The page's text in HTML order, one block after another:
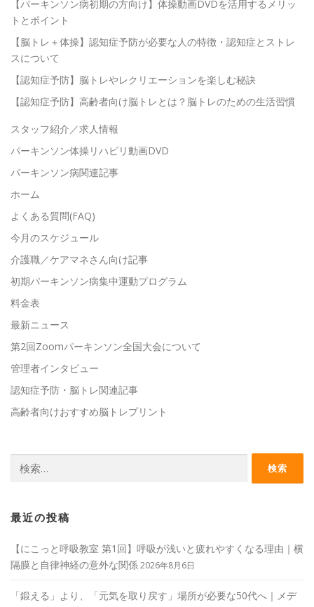
【パーキンソン病初期の方向け】体操動画DVDを活用するメリッ
トとポイント
【脳トレ＋体操】認知症予防が必要な人の特徴・認知症とストレ
スについて
【認知症予防】脳トレやレクリエーションを楽しむ秘訣
【認知症予防】高齢者向け脳トレとは？脳トレのための生活習慣
スタッフ紹介／求人情報
パーキンソン体操リハビリ動画DVD
パーキンソン病関連記事
ホーム
よくある質問(FAQ)
今月のスケジュール
介護職／ケアマネさん向け記事
初期パーキンソン病集中運動プログラム
料金表
最新ニュース
第2回Zoomパーキンソン全国大会について
管理者インタビュー
認知症予防・脳トレ関連記事
高齢者向けおすすめ脳トレプリント
索:
最近の投稿
【にこっと呼吸教室 第1回】呼吸が浅いと疲れやすくなる理由｜横
隔膜と自律神経の意外な関係2026年8月6日
「鍛える」より、「元気を取り戻す」場所が必要な50代へ｜メデ